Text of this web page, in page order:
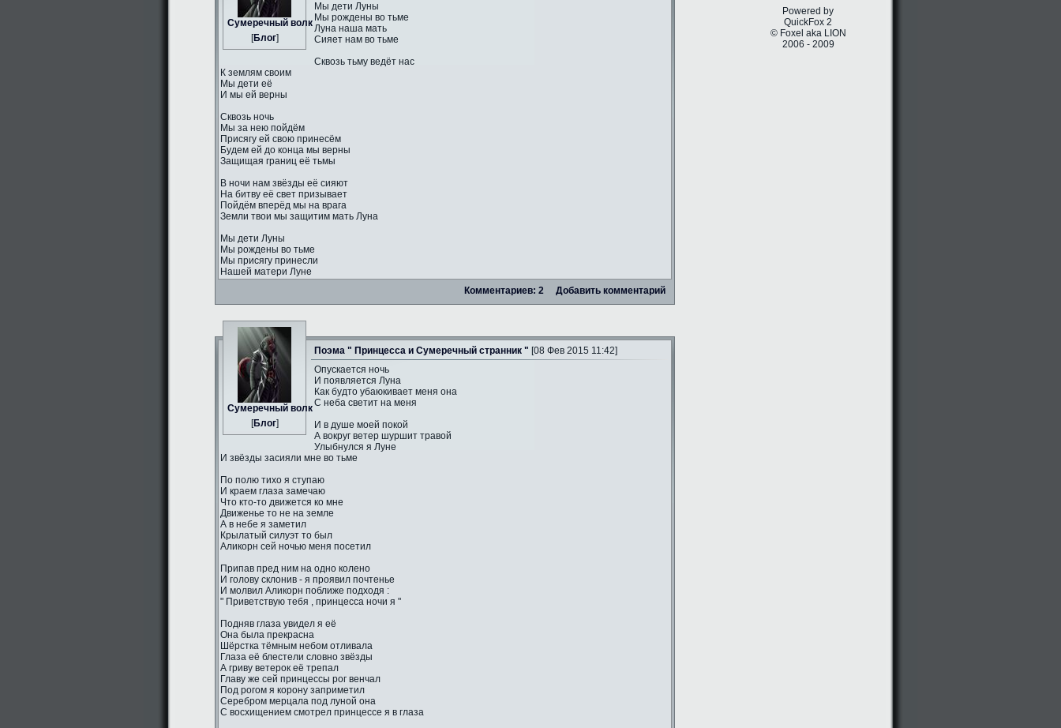
Сумеречный волк
[Блог]
Мы дети Луны
Мы рождены во тьме
Луна наша мать
Сияет нам во тьме
Сквозь тьму ведёт нас
К землям своим
Мы дети её
И мы ей верны
Сквозь ночь
Мы за нею пойдём
Присягу ей свою принесём
Будем ей до конца мы верны
Защищая границ её тьмы
В ночи нам звёзды её сияют
На битву её свет призывает
Пойдём вперёд мы на врага
Земли твои мы защитим мать Луна
Мы дети Луны
Мы рождены во тьме
Мы присягу принесли
Нашей матери Луне
Комментариев: 2
Добавить комментарий
Сумеречный волк
[Блог]
Поэма " Принцесса и Сумеречный странник " [08 Фев 2015 11:42]
Опускается ночь
И появляется Луна
Как будто убаюкивает меня она
С неба светит на меня
И в душе моей покой
А вокруг ветер шуршит травой
Улыбнулся я Луне
И звёзды засияли мне во тьме
По полю тихо я ступаю
И краем глаза замечаю
Что кто-то движется ко мне
Движенье то не на земле
А в небе я заметил
Крылатый силуэт то был
Аликорн сей ночью меня посетил
Припав пред ним на одно колено
И голову склонив - я проявил почтенье
И молвил Аликорн поближе подходя :
" Приветствую тебя , принцесса ночи я "
Подняв глаза увидел я её
Она была прекрасна
Шёрстка тёмным небом отливала
Глаза её блестели словно звёзды
А гриву ветерок её трепал
Главу же сей принцессы рог венчал
Под рогом я корону заприметил
Серебром мерцала под луной она
С восхищением смотрел принцессе я в глаза
Powered by
QuickFox 2
© Foxel aka LION
2006 - 2009